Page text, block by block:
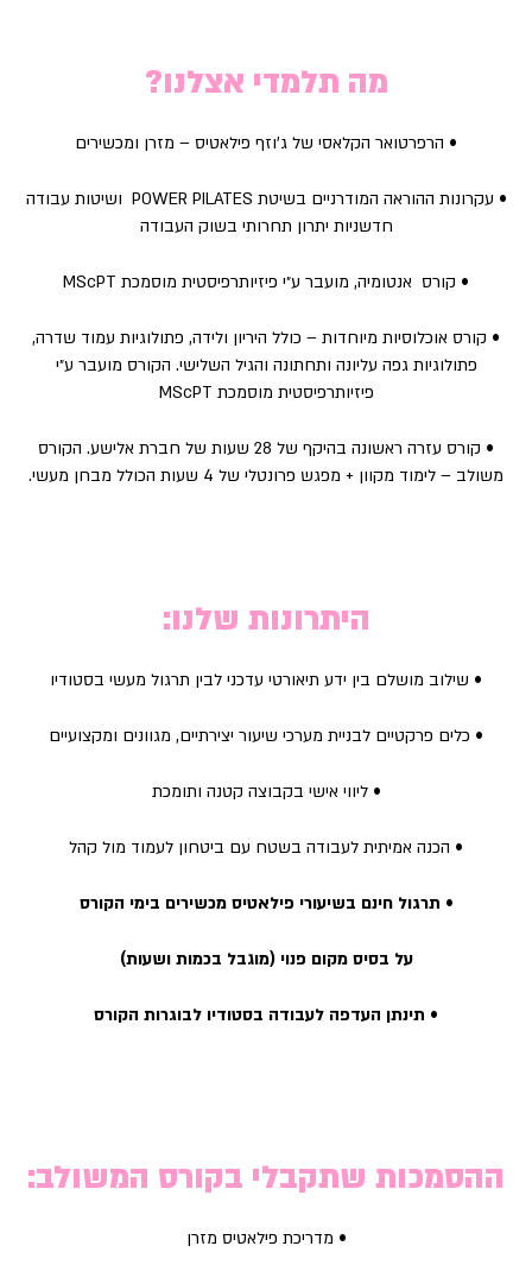
מה תלמדי אצלנו?
• הרפרטואר הקלאסי של ג’וזף פילאטיס – מזרן ומכשירים
• עקרונות ההוראה המודרניים בשיטת POWER PILATES ושיטות עבודה
חדשניות יתרון תחרותי בשוק העבודה
• קורס אנטומיה, מועבר ע״י פיזיותרפיסטית מוסמכת MScPT
• קורס אוכלוסיות מיוחדות – כולל היריון ולידה, פתולוגיות עמוד שדרה,
פתולוגיות גפה עליונה ותחתונה והגיל השלישי. הקורס מועבר ע״י
פיזיותרפיסטית מוסמכת MScPT
• קורס עזרה ראשונה בהיקף של 28 שעות של חברת אלישע. הקורס
משולב – לימוד מקוון + מפגש פרונטלי של 4 שעות הכולל מבחן מעשי.
היתרונות שלנו:
• שילוב מושלם בין ידע תיאורטי עדכני לבין תרגול מעשי בסטודיו
• כלים פרקטיים לבניית מערכי שיעור יצירתיים, מגוונים ומקצועיים
• ליווי אישי בקבוצה קטנה ותומכת
• הכנה אמיתית לעבודה בשטח עם ביטחון לעמוד מול קהל
• תרגול חינם בשיעורי פילאטיס מכשירים בימי הקורס
על בסיס מקום פנוי(מוגבל בכמות ושעות)
• תינתן העדפה לעבודה בסטודיו לבוגרות הקורס
ההסמכות שתקבלי בקורס המשולב:
• מדריכת פילאטיס מזרן